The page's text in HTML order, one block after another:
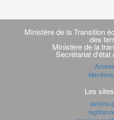
Navigation
transverse
Ministère de la Transition
des
Ministère de la
Secrétariat d'état
Les
service-